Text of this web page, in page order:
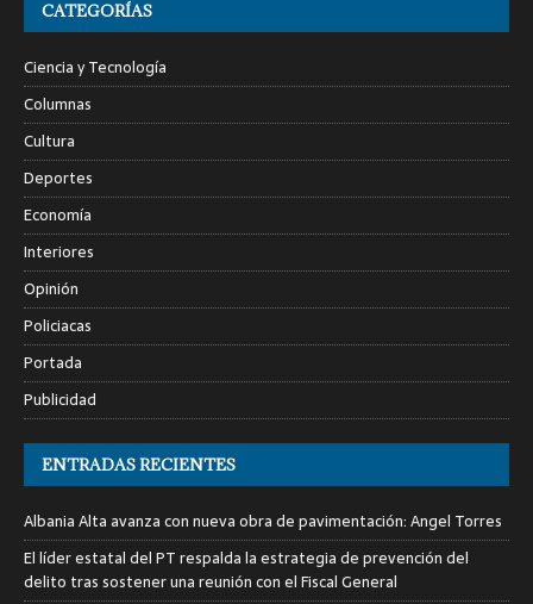
CATEGORÍAS
Ciencia y Tecnología
Columnas
Cultura
Deportes
Economía
Interiores
Opinión
Policiacas
Portada
Publicidad
ENTRADAS RECIENTES
Albania Alta avanza con nueva obra de pavimentación: Angel Torres
El líder estatal del PT respalda la estrategia de prevención del
delito tras sostener una reunión con el Fiscal General